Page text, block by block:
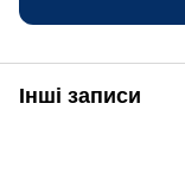
Інші записи